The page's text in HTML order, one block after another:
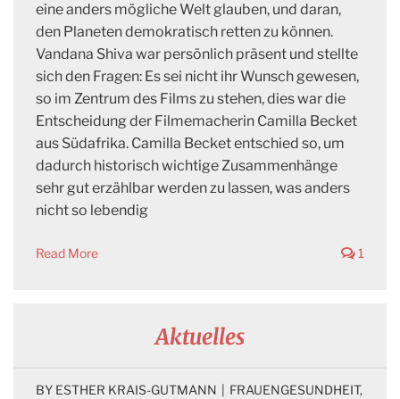
eine anders mögliche Welt glauben, und daran,
den Planeten demokratisch retten zu können.
Vandana Shiva war persönlich präsent und stellte
sich den Fragen: Es sei nicht ihr Wunsch gewesen,
so im Zentrum des Films zu stehen, dies war die
Entscheidung der Filmemacherin Camilla Becket
aus Südafrika. Camilla Becket entschied so, um
dadurch historisch wichtige Zusammenhänge
sehr gut erzählbar werden zu lassen, was anders
nicht so lebendig
Read More 1
Aktuelles
BY ESTHER KRAIS-GUTMANN FRAUENGESUNDHEIT